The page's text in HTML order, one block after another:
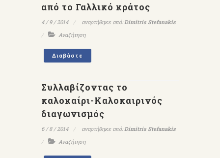
από το Γαλλικό κράτος
4 / 9 / 2014 αναρτήθηκε από:Dimitris Stefanakis
Αναζήτηση
Διαβάστε
Συλλαβίζοντας το
καλοκαίρι-Καλοκαιρινός
διαγωνισμός
6 / 8 / 2014 αναρτήθηκε από:Dimitris Stefanakis
Αναζήτηση